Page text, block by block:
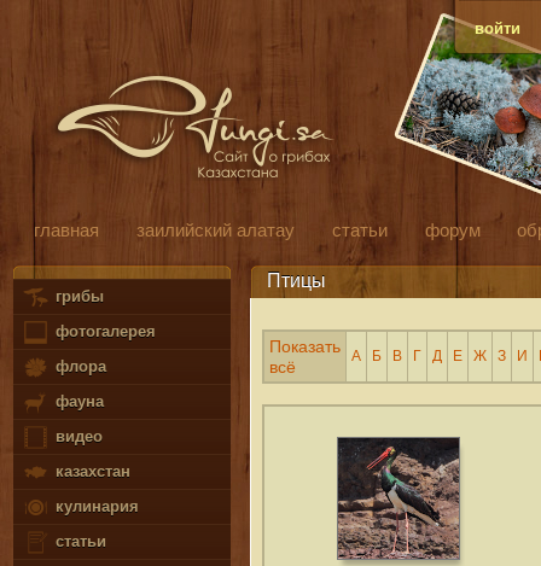
войти
главная заилийский алатау статьи форум
грибы
фотогалерея
флора
фауна
видео
казахстан
кулинария
статьи
Птицы
Показать
всё
А Б В Г Д Е Ж З И